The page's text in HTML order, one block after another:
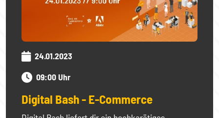
24.01.2023
09:00 Uhr
Digital Bash - E-Commerce